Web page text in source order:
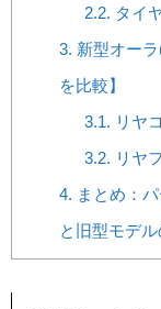
2.2. タイ
3. 新型オー
を比較】
3.1. リヤ
3.2. リヤ
4. まとめ：
と旧型モデ